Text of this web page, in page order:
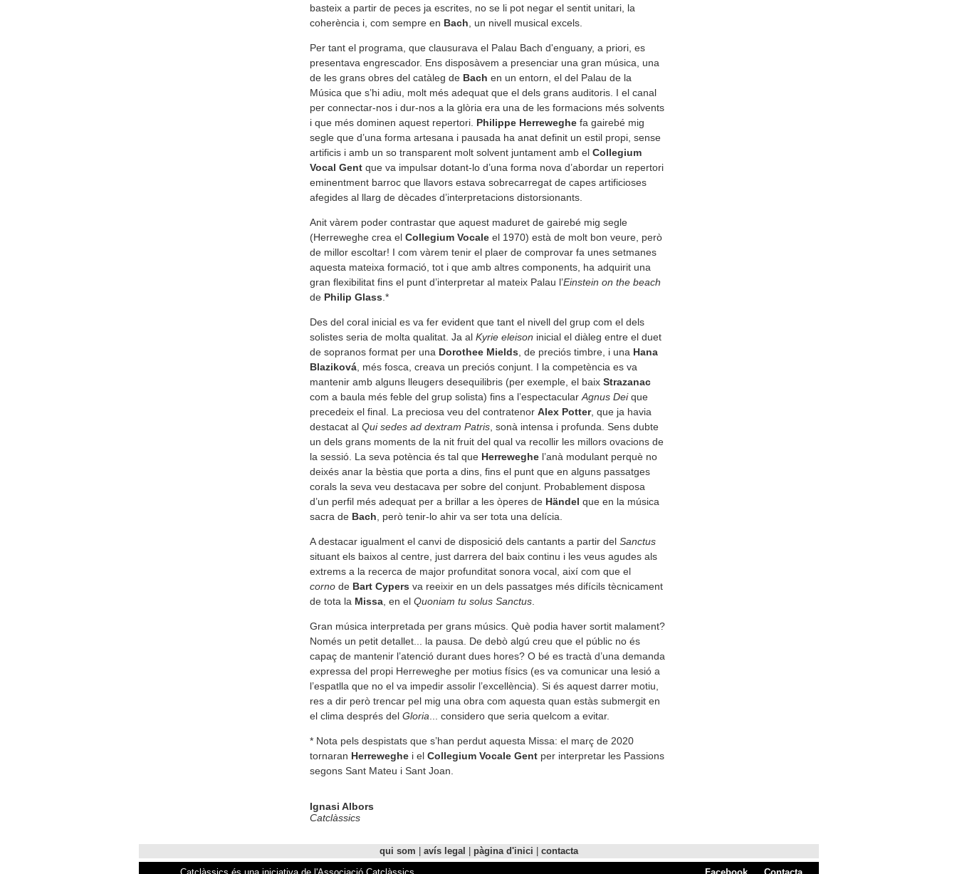
basteix a partir de peces ja escrites, no se li pot negar el sentit unitari, la
coherència i, com sempre en Bach , un nivell musical excels.
Per tant el programa, que clausurava el Palau Bach d'enguany, a priori, es
presentava engrescador. Ens disposàvem a presenciar una gran música, una
de les grans obres del catàleg de Bach en un entorn, el del Palau de la
Música que s’hi adiu, molt més adequat que el dels grans auditoris. I el canal
per connectar-nos i dur-nos a la glòria era una de les formacions més solvents
i que més dominen aquest repertori. Philippe Herreweghefa gairebé mig
segle que d’una forma artesana i pausada ha anat definit un estil propi, sense
artificis i amb un so transparent molt solvent juntament amb el Collegium
Vocal Gentque va impulsar dotant-lo d’una forma nova d’abordar un repertori
eminentment barroc que llavors estava sobrecarregat de capes artificioses
afegides al llarg de dècades d’interpretacions distorsionants.
Anit vàrem poder contrastar que aquest maduret de gairebé mig segle
(Herreweghe crea el Collegium Vocaleel 1970) està de molt bon veure, però
de millor escoltar! I com vàrem tenir el plaer de comprovar fa unes setmanes
aquesta mateixa formació, tot i que amb altres components, ha adquirit una
gran flexibilitat fins el punt d’interpretar al mateix Palau l’Einstein on the beach
de Philip Glass .*
Des del coral inicial es va fer evident que tant el nivell del grup com el dels
solistes seria de molta qualitat. Ja al Kyrie eleison inicial el diàleg entre el duet
de sopranos format per una Dorothee Mields, de preciós timbre, i una Hana
Blaziková, més fosca, creava un preciós conjunt. I la competència es va
mantenir amb alguns lleugers desequilibris (per exemple, el baix Strazanac
com a baula més feble del grup solista) fins a l’espectacularAgnus Deique
precedeix el final. La preciosa veu del contratenor Alex Potter, que ja havia
destacat al Qui sedes ad dextram Patris, sonà intensa i profunda. Sens dubte
un dels grans moments de la nit fruit del qual va recollir les millors ovacions de
la sessió. La seva potència és tal que Herreweghe l’anà modulant perquè no
deixés anar la bèstia que porta a dins, fins el punt que en alguns passatges
corals la seva veu destacava per sobre del conjunt. Probablement disposa
d’un perfil més adequat per a brillar a les òperes de Händel que en la música
sacra de Bach, però tenir-lo ahir va ser tota una delícia.
A destacar igualment el canvi de disposició dels cantants a partir del Sanctus
situant els baixos al centre, just darrera del baix continu i les veus agudes als
extrems a la recerca de major profunditat sonora vocal, així com que el
corno de Bart Cypers va reeixir en un dels passatges més difícils tècnicament
de tota la Missa, en el Quoniam tu solus Sanctus.
Gran música interpretada per grans músics. Què podia haver sortit malament?
Només un petit detallet... la pausa. De debò algú creu que el públic no és
capaç de mantenir l’atenció durant dues hores? O bé es tractà d’una demanda
expressa del propi Herreweghe per motius físics (es va comunicar una lesió a
l’espatlla que no el va impedir assolir l’excellència). Si és aquest darrer motiu,
res a dir però trencar pel mig una obra com aquesta quan estàs submergit en
el clima després del Gloria... considero que seria quelcom a evitar.
* Nota pels despistats que s’han perdut aquesta Missa: el març de 2020
tornaran Herreweghe i el Collegium Vocale Gentper interpretar les Passions
segons Sant Mateu i Sant Joan.
Ignasi Albors
Catclàssics
qui som | avís legal | pàgina d'inici | contacta